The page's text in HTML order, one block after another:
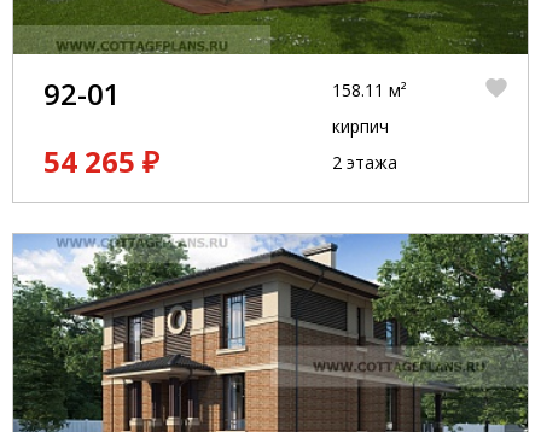
92-01
54 265 ₽
158.11 м²
кирпич
2 этажа